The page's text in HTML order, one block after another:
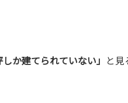
か建てられていない」 と